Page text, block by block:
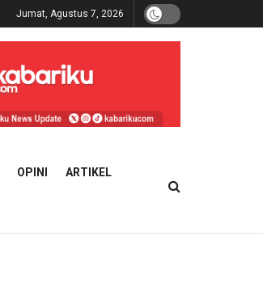
Jumat, Agustus 7, 2026
OPINI ARTIKEL